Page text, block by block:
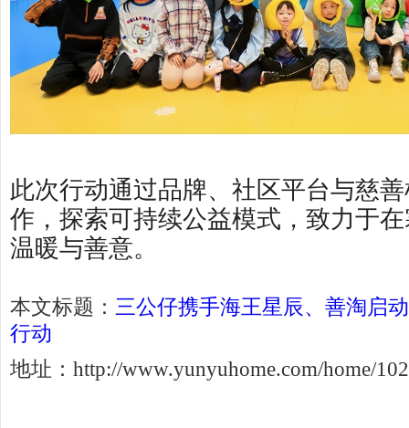
此次行动通过品牌、社区平台与慈
作，探索可持续公益模式，致力于
温暖与善意。
本文标题： 三公仔携手海王星辰、善淘启
行动
地址：http://www.yunyuhome.com/home/